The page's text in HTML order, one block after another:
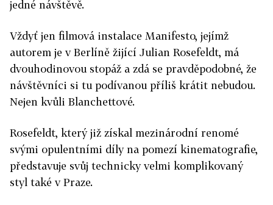
jedné návštěvě.
Vždyť jen filmová instalace Manifesto, jejímž
autorem je v Berlíně žijící Julian Rosefeldt, má
dvouhodinovou stopáž a zdá se pravděpodobné, že
návštěvníci si tu podívanou příliš krátit nebudou.
Nejen kvůli Blanchettové.
Rosefeldt, který již získal mezinárodní renomé
svými opulentními díly na pomezí kinematografie,
představuje svůj technicky velmi komplikovaný
styl také v Praze.